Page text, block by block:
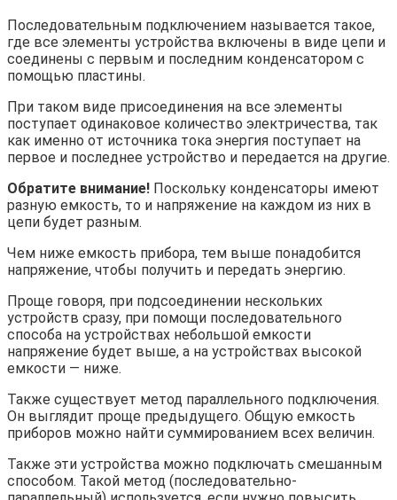
Последовательным подключением называется такое,
где все элементы устройства включены в виде цепи и
соединены с первым и последним конденсатором с
помощью пластины.
При таком виде присоединения на все элементы
поступает одинаковое количество электричества, так
как именно от источника тока энергия поступает на
первое и последнее устройство и передается на другие.
Обратите внимание! Поскольку конденсаторы имеют
разную емкость, то и напряжение на каждом из них в
цепи будет разным.
Чем ниже емкость прибора, тем выше понадобится
напряжение, чтобы получить и передать энергию.
Проще говоря, при подсоединении нескольких
устройств сразу, при помощи последовательного
способа на устройствах небольшой емкости
напряжение будет выше, а на устройствах высокой
емкости — ниже.
Также существует метод параллельного подключения.
Он выглядит проще предыдущего. Общую емкость
приборов можно найти суммированием всех величин.
Также эти устройства можно подключать смешанным
способом. Такой метод (последовательно-